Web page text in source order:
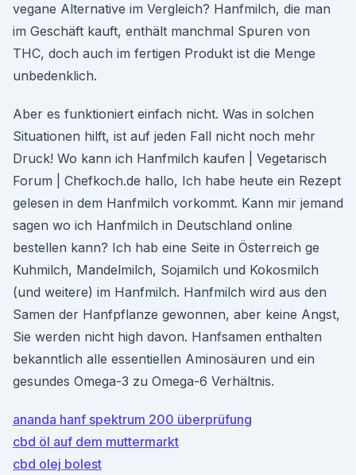
vegane Alternative im Vergleich? Hanfmilch, die man
im Geschäft kauft, enthält manchmal Spuren von
THC, doch auch im fertigen Produkt ist die Menge
unbedenklich.
Aber es funktioniert einfach nicht. Was in solchen
Situationen hilft, ist auf jeden Fall nicht noch mehr
Druck! Wo kann ich Hanfmilch kaufen | Vegetarisch
Forum | Chefkoch.de hallo, Ich habe heute ein Rezept
gelesen in dem Hanfmilch vorkommt. Kann mir jemand
sagen wo ich Hanfmilch in Deutschland online
bestellen kann? Ich hab eine Seite in Österreich ge
Kuhmilch, Mandelmilch, Sojamilch und Kokosmilch
(und weitere) im Hanfmilch. Hanfmilch wird aus den
Samen der Hanfpflanze gewonnen, aber keine Angst,
Sie werden nicht high davon. Hanfsamen enthalten
bekanntlich alle essentiellen Aminosäuren und ein
gesundes Omega-3 zu Omega-6 Verhältnis.
ananda hanf spektrum 200 überprüfung
cbd öl auf dem muttermarkt
cbd olej bolest